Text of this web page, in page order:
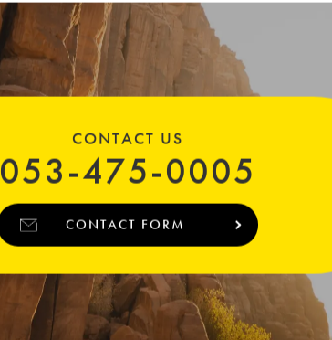
CONTACT US
053-475-0005
CONTACT FORM